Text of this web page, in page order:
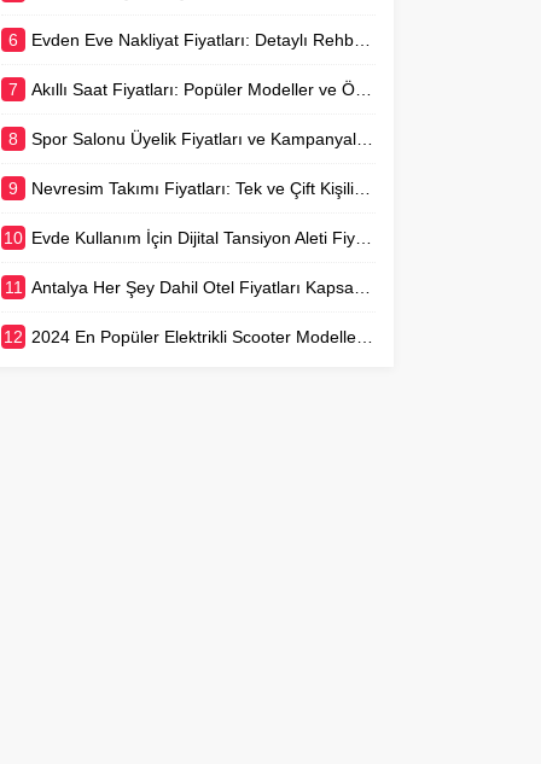
6 Evden Eve Nakliyat Fiyatları: Detaylı Rehber ve Ortalama Ücretler
7 Akıllı Saat Fiyatları: Popüler Modeller ve Özellikleri
8 Spor Salonu Üyelik Fiyatları ve Kampanyaları Rehberi
9 Nevresim Takımı Fiyatları: Tek ve Çift Kişilik Seçenekler
10 Evde Kullanım İçin Dijital Tansiyon Aleti Fiyatları
11 Antalya Her Şey Dahil Otel Fiyatları Kapsamlı Rehber
12 2024 En Popüler Elektrikli Scooter Modelleri ve Fiyatları